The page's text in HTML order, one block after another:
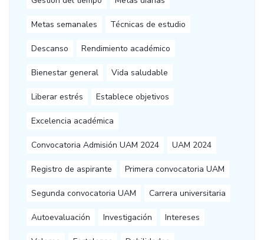
Metas semanales Técnicas de estudio
Descanso Rendimiento académico
Bienestar general Vida saludable
Liberar estrés Establece objetivos
Excelencia académica
Convocatoria Admisión UAM 2024 UAM 2024
Registro de aspirante Primera convocatoria UAM
Segunda convocatoria UAM Carrera universitaria
Autoevaluación Investigación Intereses